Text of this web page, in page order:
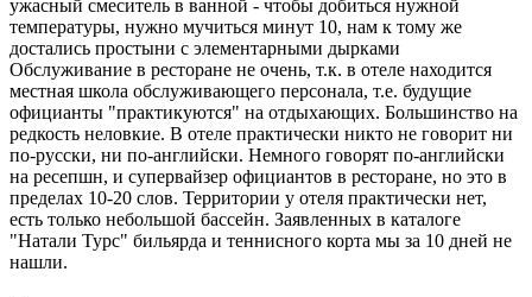
ужасный смеситель в ванной - чтобы добиться нужной
температуры, нужно мучиться минут 10, нам к тому же
достались простыни с элементарными дырками
Обслуживание в ресторане не очень, т.к. в отеле находится
местная школа обслуживающего персонала, т.е. будущие
официанты "практикуются" на отдыхающих. Большинство на
редкость неловкие. В отеле практически никто не говорит ни
по-русски, ни по-английски. Немного говорят по-английски
на ресепшн, и супервайзер официантов в ресторане, но это в
пределах 10-20 слов. Территории у отеля практически нет,
есть только небольшой бассейн. Заявленных в каталоге
"Натали Турс" бильярда и теннисного корта мы за 10 дней не
нашли.